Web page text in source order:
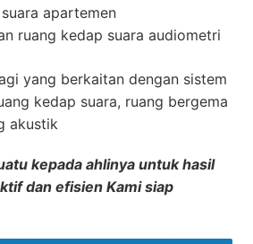
apartemen
ruang kedap suara audiometri
yang berkaitan dengan sistem
kedap suara, ruang bergema
akustik
kepada ahlinya untuk hasil
dan efisien Kami siap